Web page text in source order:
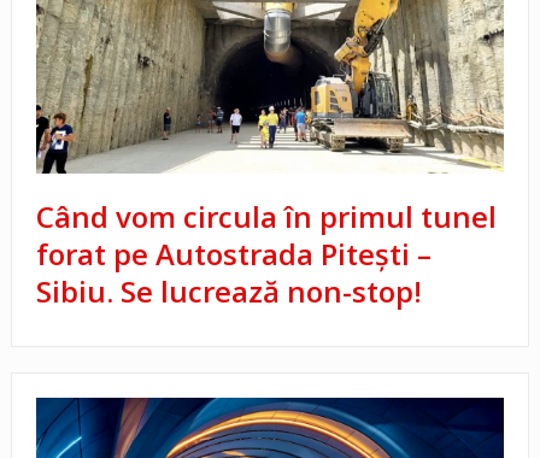
Când vom circula în primul tunel
forat pe Autostrada Pitești –
Sibiu. Se lucrează non-stop!